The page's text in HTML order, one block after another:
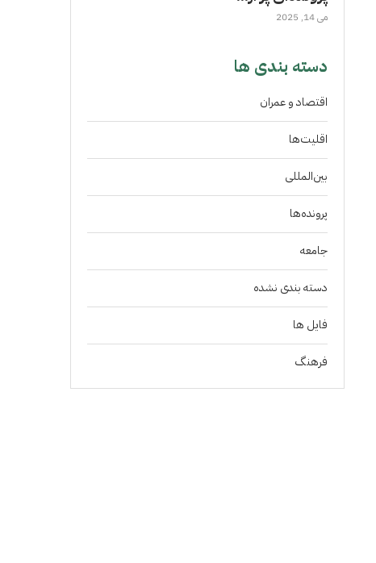
می 14, 2025
دسته بندی ها
اقتصاد و عمران
اقلیت‌ها
بین‌المللی
پرونده‌ها
جامعه
دسته بندی نشده
فايل ها
فرهنگ